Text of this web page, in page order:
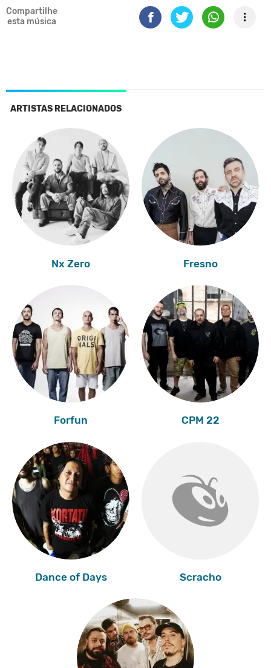
Compartilhe
esta música
ARTISTAS RELACIONADOS
Nx Zero Fresno
Forfun CPM 22
Dance of Days Scracho